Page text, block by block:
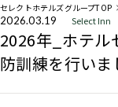
セレクトホテルズグループTOP
2026.03.19 Select Inn
2026年_ホテル
防訓練を行いま